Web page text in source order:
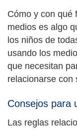
Cómo y con qué
medios es algo
los niños de
usando los
que necesitan
relacionarse con
Consejos para
Las reglas